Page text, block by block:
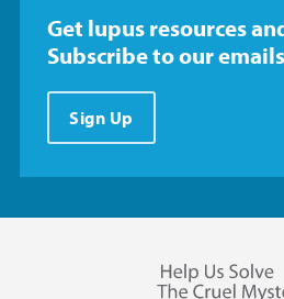
Get lupus resources
Subscribe to our
Sign Up